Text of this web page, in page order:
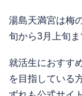
湯島天満宮は梅
旬から3月上旬ま
就活生におすす
を目指している